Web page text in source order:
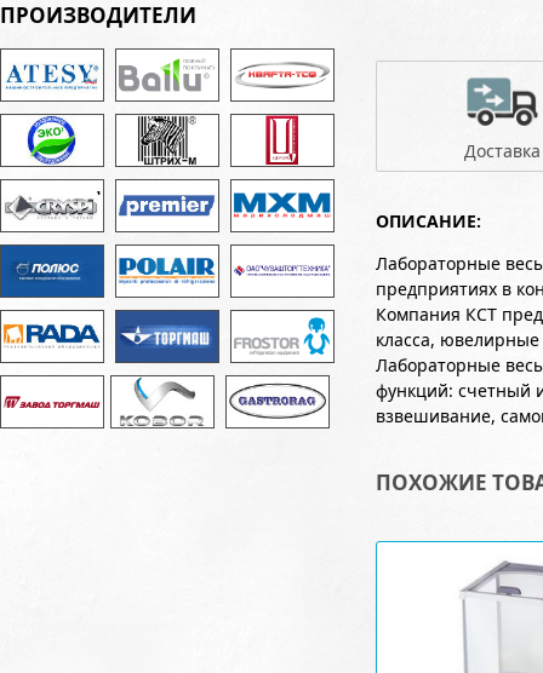
ПРОИЗВОДИТЕЛИ
Доставка
ОПИСАНИЕ:
Лабораторные
предприятиях в
Компания КСТ
класса,
Лабораторные
функций: счетный
взвешивание,
ПОХОЖИЕ